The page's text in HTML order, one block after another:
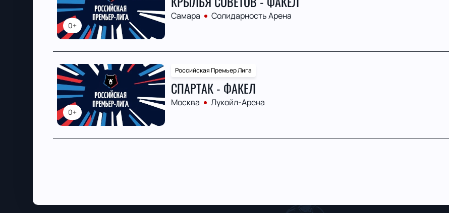
0+
Самара Солидарность Арена
0+
Российская Премьер Лига
СПАРТАК - ФАКЕЛ
Москва Лукойл-Арена